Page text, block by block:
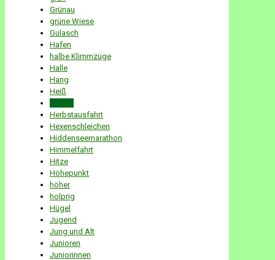
Grünau
grüne Wiese
Gulasch
Hafen
halbe Klimmzüge
Halle
Hang
Heiß
Herbstausfahrt
Hexenschleichen
Hiddenseemarathon
Himmelfahrt
Hitze
Höhepunkt
höher
holprig
Hügel
Jugend
Jung und Alt
Junioren
Juniorinnen